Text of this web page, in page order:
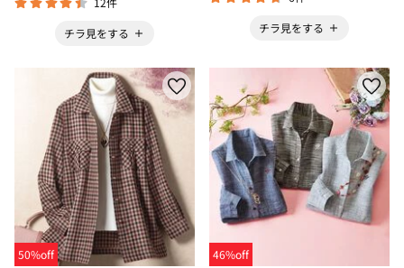
チラ見をする
チラ見をする
50%off
46%off